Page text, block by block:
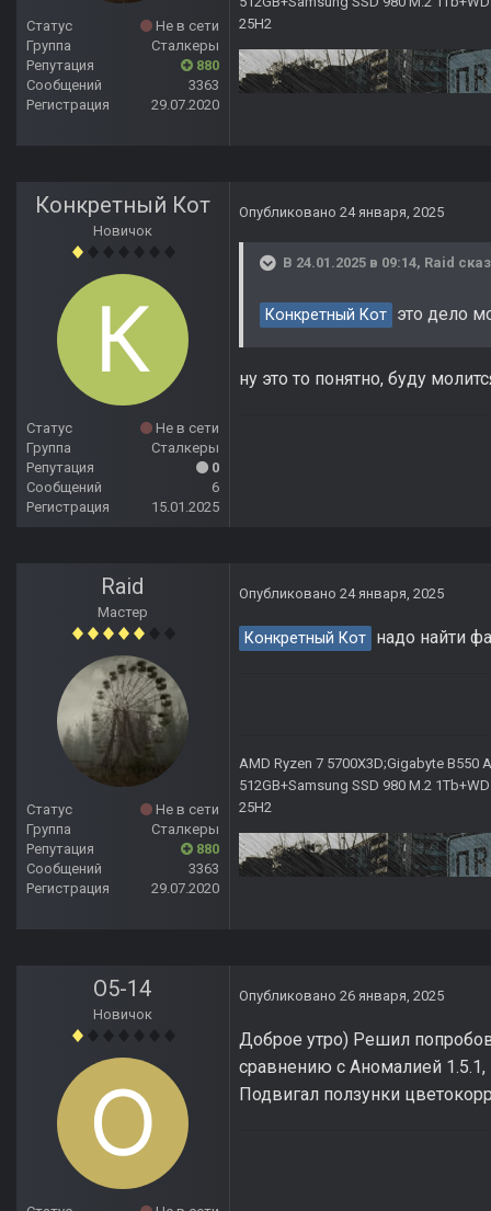
Статус
Не в сети
Группа
Сталкеры
Репутация
880
Сообщений
3363
Регистрация
29.07.2020
25H2
Конкретный Кот
Новичок
Статус
Не в сети
Группа
Сталкеры
Репутация
0
Сообщений
6
Регистрация
15.01.2025
Опубликовано 24 января, 2025
В 24.01.2025 в 09:14, Raid
Конкретный Кот это дело
ну это то понятно, буду
Raid
Мастер
Статус
Не в сети
Группа
Сталкеры
Репутация
880
Сообщений
3363
Регистрация
29.07.2020
Опубликовано 24 января, 2025
Конкретный Кот надо найти
AMD Ryzen 7 5700X3D;Gigabyte B550
512GB+Samsung SSD 980 M.2
25H2
O5-14
Новичок
Опубликовано 26 января, 2025
Доброе утро) Решил
сравнению с Аномалией 1.5.1,
Подвигал ползунки